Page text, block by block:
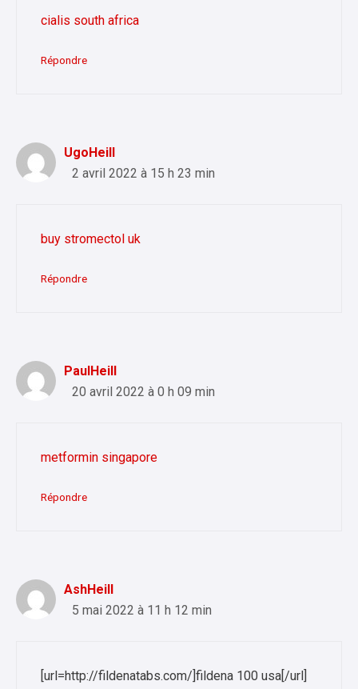
cialis south africa
Répondre
UgoHeill
2 avril 2022 à 15 h 23 min
buy stromectol uk
Répondre
PaulHeill
20 avril 2022 à 0 h 09 min
metformin singapore
Répondre
AshHeill
5 mai 2022 à 11 h 12 min
[url=http://fildenatabs.com/]fildena 100 usa[/url]